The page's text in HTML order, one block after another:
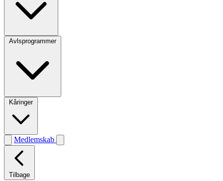
Avlsprogrammer
Kåringer
Medlemskab
Tilbage